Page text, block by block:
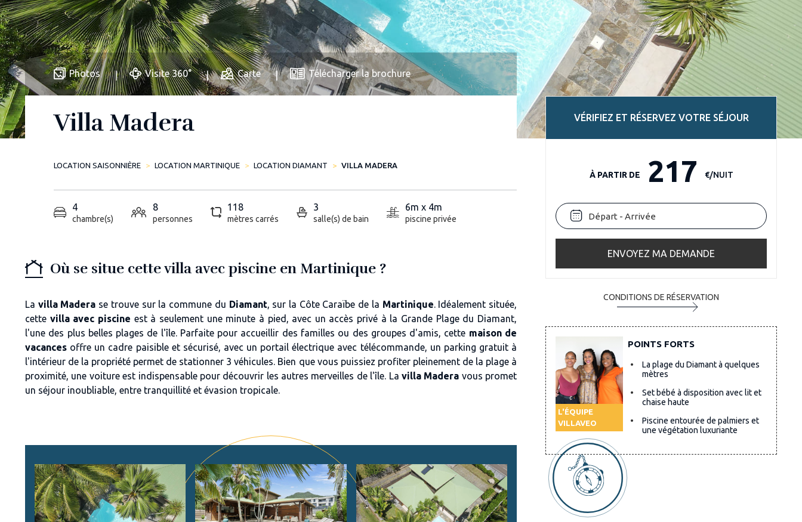
Photos Visite 360° Carte Télécharger la brochure
Villa Madera
LOCATION SAISONNIÈRE LOCATION MARTINIQUE LOCATION DIAMANT VILLA MADERA
4
chambre(s)
8
personnes
118
mètres carrés
3
salle(s) de bain
6m x 4m
piscine privée
Où se situe cette villa avec piscine en Martinique ?
La villa Madera se trouve sur la commune du Diamant, sur la Côte Caraïbe de la Martinique. Idéalement située,
cette villa avec piscine est à seulement une minute à pied, avec un accès privé à la Grande Plage du Diamant,
l'une des plus belles plages de l'île. Parfaite pour accueillir des familles ou des groupes d'amis, cette maison de
vacances offre un cadre paisible et sécurisé, avec un portail électrique avec télécommande, un parking gratuit à
l'intérieur de la propriété permet de stationner 3 véhicules. Bien que vous puissiez profiter pleinement de la plage à
proximité, une voiture est indispensable pour découvrir les autres merveilles de l'île. La villa Madera vous promet
un séjour inoubliable, entre tranquillité et évasion tropicale.
VÉRIFIEZ ET RÉSERVEZ VOTRE SÉJOUR
À PARTIR DE 217 €/NUIT
ENVOYEZ MA DEMANDE
CONDITIONS DE RÉSERVATION
L'ÉQUIPE
VILLAVEO
POINTS FORTS
La plage du Diamant à quelques
mètres
Set bébé à disposition avec lit et
chaise haute
Piscine entourée de palmiers et
une végétation luxuriante